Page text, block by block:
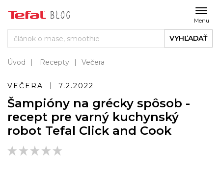
Menu
VYHĽADAŤ
Úvod Recepty Večera
VEČERA 7.2.2022
Šampióny na grécky spôsob -
recept pre varný kuchynský
robot Tefal Click and Cook